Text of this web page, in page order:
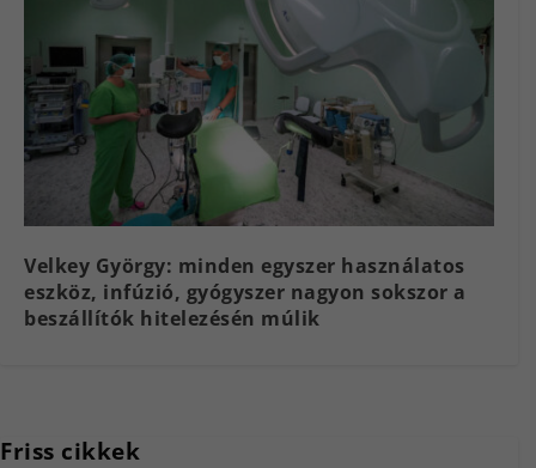
Velkey György: minden egyszer használatos
eszköz, infúzió, gyógyszer nagyon sokszor a
beszállítók hitelezésén múlik
Friss cikkek